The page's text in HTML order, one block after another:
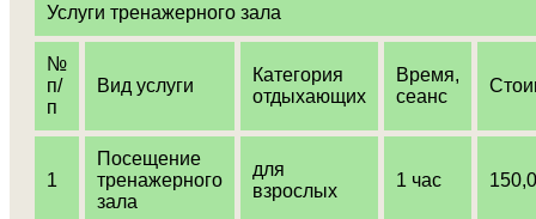
Услуги тренажерного зала
№
п/
п
Вид услуги
Категория
отдыхающих
Время,
сеанс
1
Посещение
тренажерного
зала
для
взрослых
1 час